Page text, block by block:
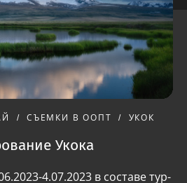
СЪЕМКИ В ООПТ УКОК
Укока
4.07.2023 в составе тур-